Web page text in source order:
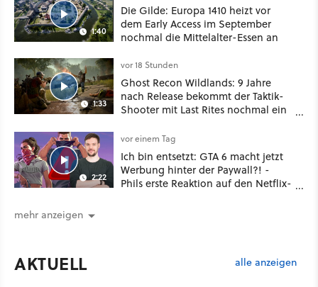
1:40
Die Gilde: Europa 1410 heizt vor
dem Early Access im September
nochmal die Mittelalter-Essen an
1:33
vor 18 Stunden
Ghost Recon Wildlands: 9 Jahre
nach Release bekommt der Taktik-
Shooter mit Last Rites nochmal ein
2:22
vor einem Tag
Ich bin entsetzt: GTA 6 macht jetzt
Werbung hinter der Paywall?! -
Phils erste Reaktion auf den Netflix-
mehr anzeigen
AKTUELL alle anzeigen